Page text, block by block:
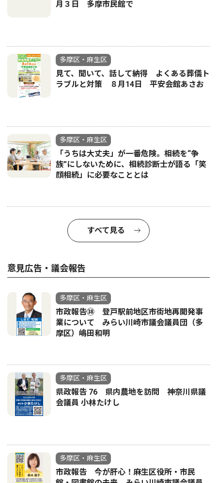
月３日 多摩市民館で
多摩区・麻生区
見て、聞いて、話して納得 よくある葬儀ト
ラブルと対策 ８月14日 平安会館あさお
多摩区・麻生区
「うちは大丈夫」が一番危険。相続を“争
族”にしないために、相続診断士が語る「笑
顔相続」に必要なこととは
すべて見る
意見広告・議会報告
多摩区・麻生区
市政報告㊳ 登戸駅前地区市街地再開発事
業について みらい川崎市議会議員団（多
摩区）嶋田和明
多摩区・麻生区
県政報告 76 県内農地を訪問 神奈川県議
会議員 小林たけし
多摩区・麻生区
市政報告 今が肝心！麻生区役所・市民